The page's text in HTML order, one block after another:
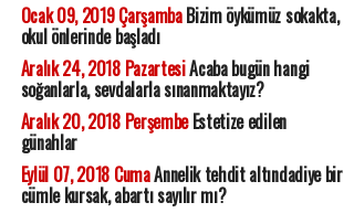
Ocak 09, 2019 ÇarşambaBizim öykümüz sokakta,
okul önlerinde başladı
Aralık 24, 2018 PazartesiAcaba bugün hangi
soğanlarla, sevdalarla sınanmaktayız?
Aralık 20, 2018 PerşembeEstetize edilen
günahlar
Eylül 07, 2018 CumaAnnelik tehdit altındadiye bir
cümle kursak, abartı sayılır mı?